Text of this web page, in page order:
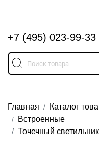
+7 (495) 023-99-33
Главная Каталог
Встроенные
Точечный